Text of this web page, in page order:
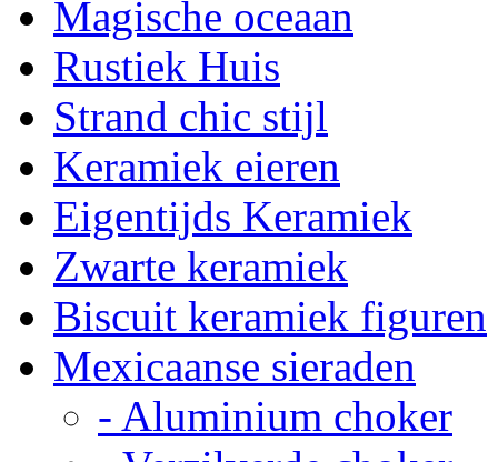
Magische oceaan
Rustiek Huis
Strand chic stijl
Keramiek eieren
Eigentijds Keramiek
Zwarte keramiek
Biscuit keramiek figuren
Mexicaanse sieraden
- Aluminium choker